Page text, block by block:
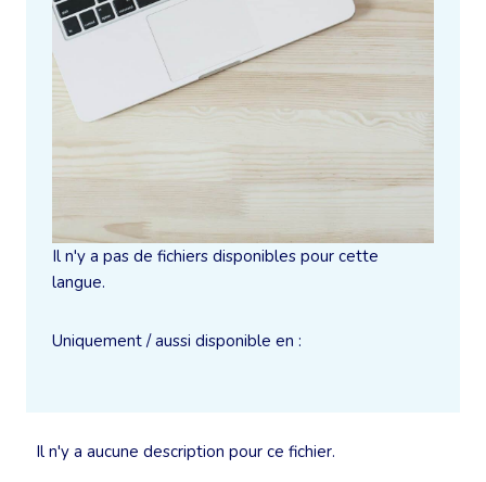
Il n'y a aucune description pour ce fichier.
Il n'y a pas de fichiers disponibles pour cette
langue.
Uniquement / aussi disponible en :